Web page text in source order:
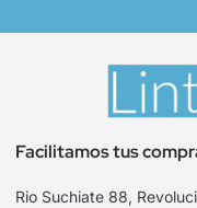
Facilitamos tus
Rio Suchiate 88,